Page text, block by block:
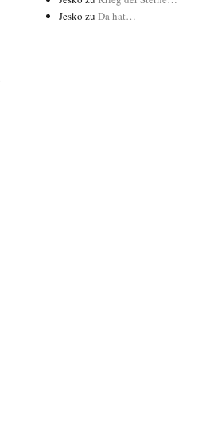
Jesko zuDa hat…